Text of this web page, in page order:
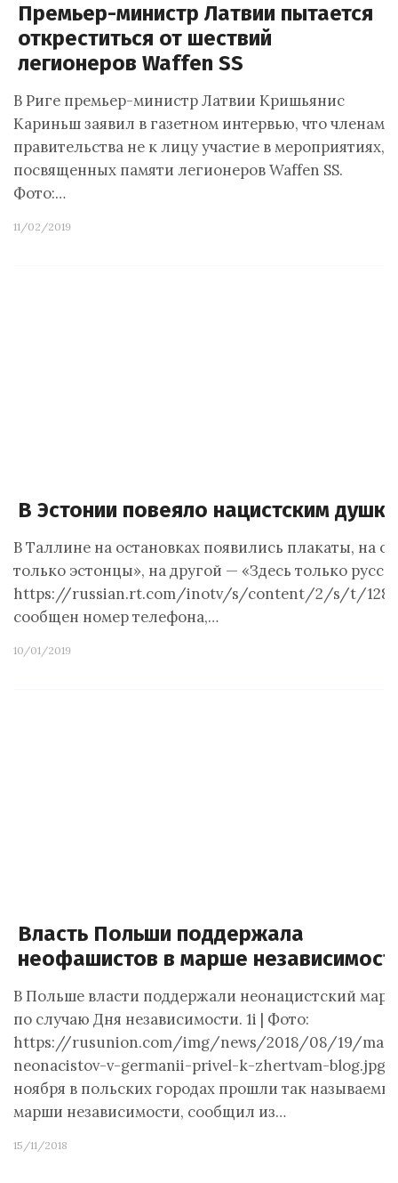
Премьер-министр Латвии пытается
откреститься от шествий
легионеров Waffen SS
В Риге премьер-министр Латвии Кришьянис
Кариньш заявил в газетном интервью, что членам
правительства не к лицу участие в мероприятиях,
посвященных памяти легионеров Waffen SS.
Фото:…
11/02/2019
В Эстонии повеяло нацистским
В Таллине на остановках появились плакаты, на
только эстонцы», на другой — «Здесь только
https://russian.rt.com/inotv/s/content/2/s/t/
сообщен номер телефона,…
10/01/2019
Власть Польши поддержала
неофашистов в марше
В Польше власти поддержали неонацистский
по случаю Дня независимости. 1i | Фото:
https://rusunion.com/img/news/2018/08/19/
neonacistov-v-germanii-privel-k-zhertvam-blog.jpg1
ноября в польских городах прошли так
марши независимости, сообщил из…
15/11/2018